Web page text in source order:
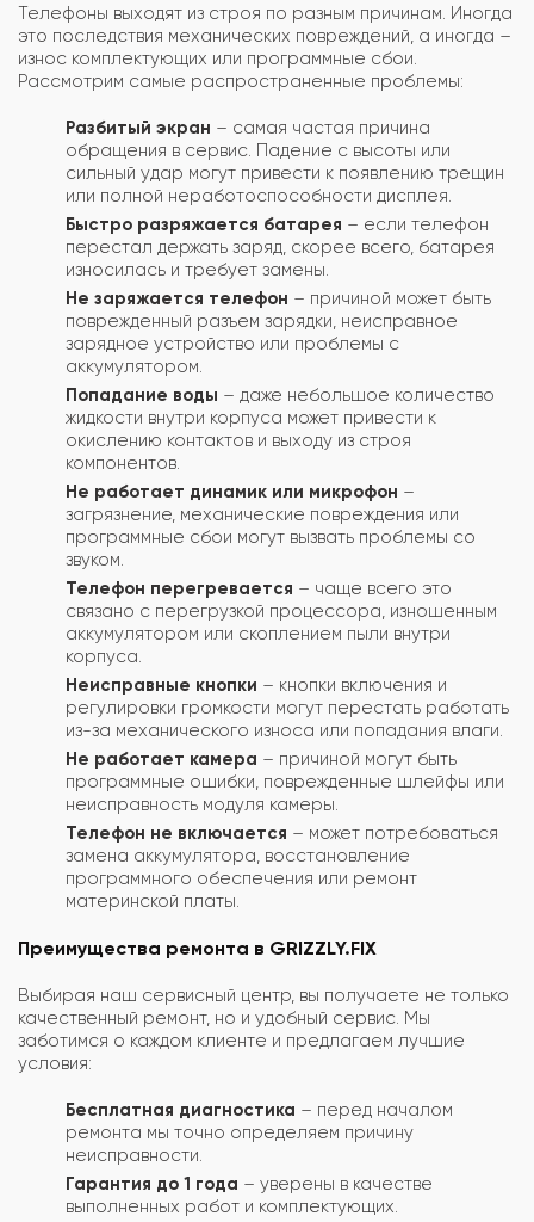
Телефоны выходят из строя по разным причинам. Иногда
это последствия механических повреждений, а иногда –
износ комплектующих или программные сбои.
Рассмотрим самые распространенные проблемы:
Разбитый экран – самая частая причина
обращения в сервис. Падение с высоты или
сильный удар могут привести к появлению трещин
или полной неработоспособности дисплея.
Быстро разряжается батарея – если телефон
перестал держать заряд, скорее всего, батарея
износилась и требует замены.
Не заряжается телефон – причиной может быть
поврежденный разъем зарядки, неисправное
зарядное устройство или проблемы с
аккумулятором.
Попадание воды – даже небольшое количество
жидкости внутри корпуса может привести к
окислению контактов и выходу из строя
компонентов.
Не работает динамик или микрофон –
загрязнение, механические повреждения или
программные сбои могут вызвать проблемы со
звуком.
Телефон перегревается – чаще всего это
связано с перегрузкой процессора, изношенным
аккумулятором или скоплением пыли внутри
корпуса.
Неисправные кнопки – кнопки включения и
регулировки громкости могут перестать работать
из-за механического износа или попадания влаги.
Не работает камера – причиной могут быть
программные ошибки, поврежденные шлейфы или
неисправность модуля камеры.
Телефон не включается – может потребоваться
замена аккумулятора, восстановление
программного обеспечения или ремонт
материнской платы.
Преимущества ремонта в GRIZZLY.FIX
Выбирая наш сервисный центр, вы получаете не только
качественный ремонт, но и удобный сервис. Мы
заботимся о каждом клиенте и предлагаем лучшие
условия:
Бесплатная диагностика – перед началом
ремонта мы точно определяем причину
неисправности.
Гарантия до 1 года – уверены в качестве
выполненных работ и комплектующих.